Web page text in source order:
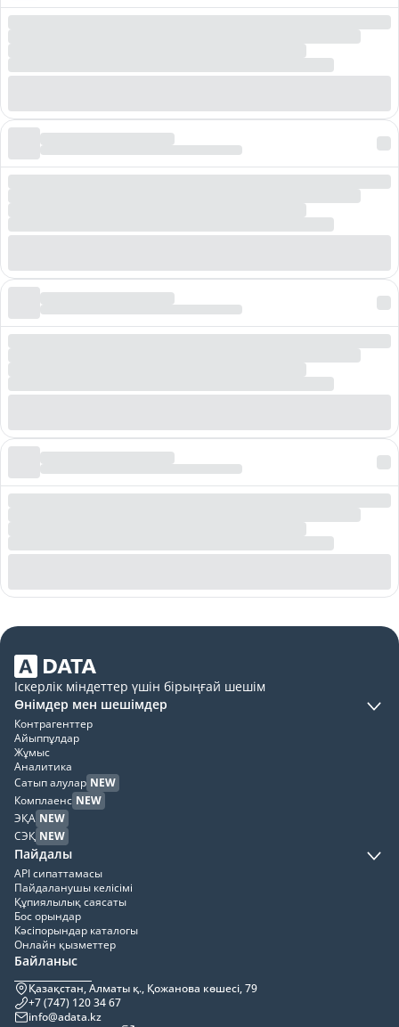
Іскерлік міндеттер үшін бірыңғай шешім
Өнімдер мен шешімдер
Контрагенттер
Айыппұлдар
Жұмыс
Аналитика
Сатып алулар NEW
Комплаенс NEW
ЭҚА NEW
СЭҚ NEW
Пайдалы
API сипаттамасы
Пайдаланушы келісімі
Құпиялылық саясаты
Бос орындар
Кәсіпорындар каталогы
Онлайн қызметтер
Байланыс
Қазақстан, Алматы қ., Қожанова көшесі, 79
+7 (747) 120 34 67
info@adata.kz